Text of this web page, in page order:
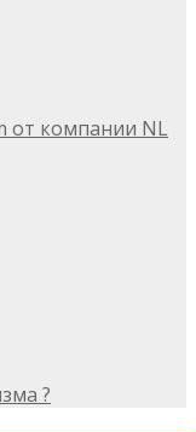
от компании NL
?